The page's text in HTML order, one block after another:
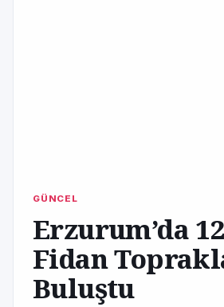
GÜNCEL
Erzurum’da
Fidan
Buluştu